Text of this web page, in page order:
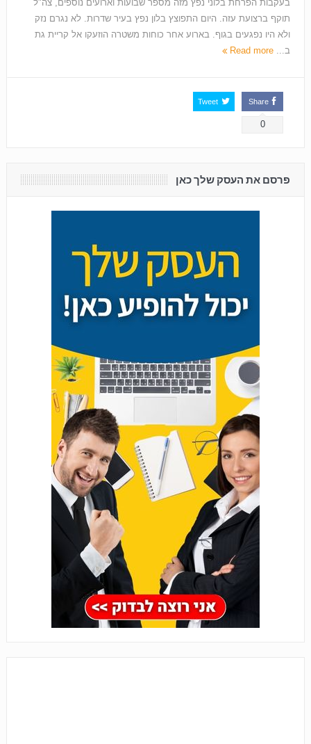
בעקבות הפרחת בלוני נפץ מזה מספר שבועות וארועים נוספים, צה"ל
תוקף ברצועת עזה. היום התפוצץ בלון נפץ בעיר שדרות. לא נגרם נזק
ולא היו נפגעים בגוף. בארוע אחר כוחות משטרה הוזעקו אל קריית גת
ב... Read more
Share
0
Tweet
פרסם את העסק שלך כאן